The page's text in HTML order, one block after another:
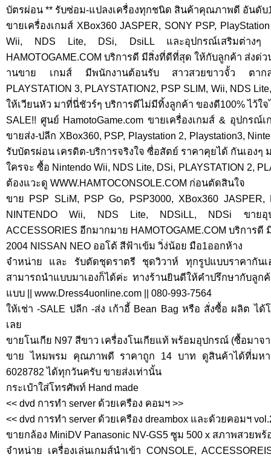
บัตรผ่อน ** รับซ่อม-แปลงเครื่องทุกชนิด สินค้าคุณภาพดี อันดับ
ขายเครื่องเกมส์ XBox360 JASPER, SONY PSP,
Wii, NDS Lite, DSi, DsiLL และอุปกรณ์เสริมต่างๆ
HAMOTOGAME.COM บริการดี มีสิ่งที่ดีที่สุด ให้กับลูกค้า ส่งด่ว
านขาย เกมส์ มีพนักงานต้อนรับ สาวสวยขาวจั้ว ตาก
PLAYSTATION 3, PLAYSTATION2, PSP SLIM, Wii, NDS
ให้เวียนหัว มาที่นี่ชัวร์ๆ บริการดีไม่มีทิ้งลูกค้า ของดี100% ไว้ใ
SALE!! ศูนย์ HamotoGame.com ขายเครื่องเกมส์ & อุปกรณ์
ขายส่ง-ปลีก XBox360, PSP, Playstation 2, Playstation3,
รับบัตรผ่อน เครดิต-บริการจริงใจ ซื่อสัตย์ ราคาคุยได้ กันเองๆ
ใครจะ ซื้อ Nintendo Wii, NDS Lite, DSi, PLAYSTATION 2,
ต้องแวะดู WWW.HAMTOCONSOLE.COM ก่อนตัดสินใจ
ขาย PSP SLiM, PSP Go, PSP3000, XBox360 JASPER,
NINTENDO Wii, NDS Lite, NDSiLL, NDSi ขายอุ
ACCESSORIES อีกมากมาย HAMOTOGAME.COM บริการ
2004 NISSAN NEO ออโต้ สีฟ้าเข้ม วิ่ง่น้อย มือ1ออกห้าง
จำหน่าย และ รับตัดชุดราตรี ชุดวิวาห์ ทุกรูปแบบราคากัน
สามารถนำแบบมาเองก็ได้ค่ะ ทางร้านยินดีให้คำปรึกษากับลู
แบบ || www.Dress4uonline.com || 080-993-7564
ให้เช่า -SALE ปลีก -ส่ง เก้าอี้ Bean Bag หรือ สั่งซื้อ ผลิต ได้
เลย
ขายโนเกีย N97 สีขาว เครื่องโนเกียแท้ พร้อมอุปกรณ์ (ซื้อมาจ
ขาย ไหมพรม คุณภาพดี ราคาถูก 14 บาท ดูสินค้าได้ที่มห
6028782 ได้ทุกวันครับ ขายส่งเท่านั้น
กระเป๋าใส่โทรศัพท์ Hand made
<< dvd การทำ server ด้วยเครือง คอมฯ >>
<< dvd การทำ server ด้วยเครือง dreambox และด้วยคอมฯ
ขายกล้อง MiniDV Panasonic NV-GS5 ซูม 500 x สภาพสวยพ
จำหน่าย เครื่องเล่นเกมส์นำเข้า CONSOLE,